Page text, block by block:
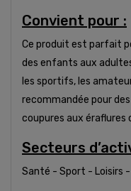
Convient pour :
Ce produit est parfait
des enfants aux
les sportifs, les
recommandée pour
coupures aux éraflures
Secteurs
Santé - Sport - Loisirs